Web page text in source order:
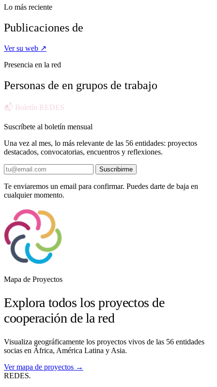
Lo más reciente
Publicaciones de
Ver su web ↗
Presencia en la red
Personas de en grupos de trabajo
📬 Boletín REDES
Suscríbete al boletín mensual
Una vez al mes, lo más relevante de las 56 entidades: proyectos
destacados, convocatorias, encuentros y reflexiones.
Suscribirme
Te enviaremos un email para confirmar. Puedes darte de baja en
cualquier momento.
Mapa de Proyectos
Explora todos los proyectos de
cooperación de la red
Visualiza geográficamente los proyectos vivos de las 56 entidades
socias en África, América Latina y Asia.
Ver mapa de proyectos →
REDES.